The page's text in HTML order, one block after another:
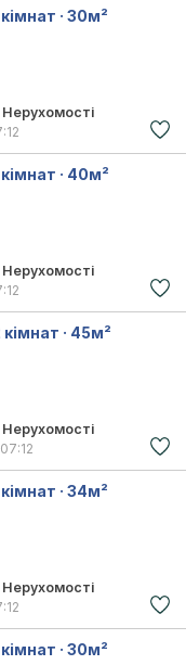
· 30м²
Нерухомості
· 40м²
Нерухомості
· 45м²
Нерухомості
07:12
· 34м²
Нерухомості
· 30м²